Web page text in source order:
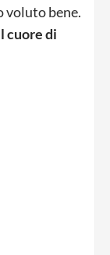
voluto bene.
cuore di